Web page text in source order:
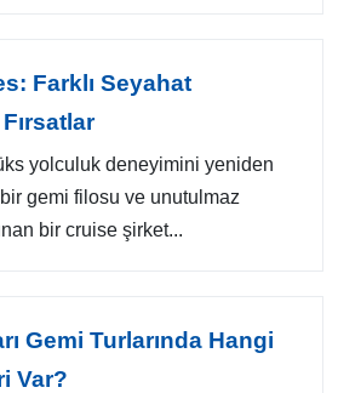
Farklı Seyahat
yolculuk deneyimini yeniden
gemi filosu ve unutulmaz
bir cruise şirket...
Gemi Turlarında Hangi
Var?